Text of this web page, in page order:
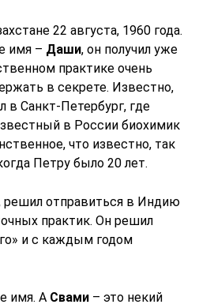
22 августа, 1960 года.
имя – Даши, он получил уже
практике очень
в секрете. Известно,
в Санкт-Петербург, где
в России биохимик
что известно, так
Петру было 20 лет.
решил отправиться в Индию
практик. Он решил
и с каждым годом
имя. А Свами – это некий